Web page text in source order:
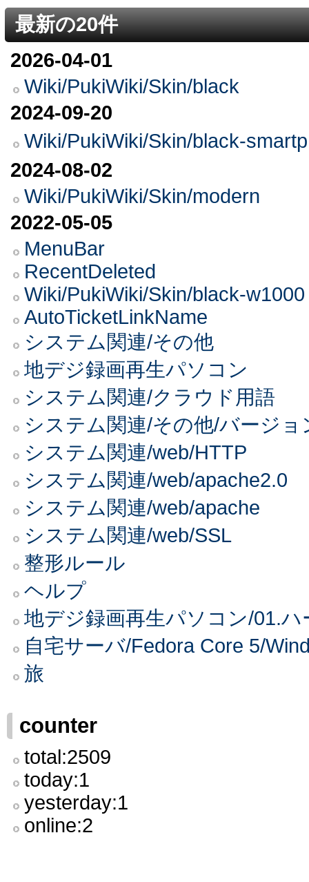
最新の20件
2026-04-01
Wiki/PukiWiki/Skin/black
2024-09-20
Wiki/PukiWiki/Skin/black-
2024-08-02
Wiki/PukiWiki/Skin/modern
2022-05-05
MenuBar
RecentDeleted
Wiki/PukiWiki/Skin/black-w1000
AutoTicketLinkName
システム関連/その他
地デジ録画再生パソコン
システム関連/クラウド用語
システム関連/その他/バージョ
システム関連/web/HTTP
システム関連/web/apache2.0
システム関連/web/apache
システム関連/web/SSL
整形ルール
ヘルプ
地デジ録画再生パソコン/01.ハ
自宅サーバ/Fedora Core 5/
旅
counter
total:2509
today:1
yesterday:1
online:2